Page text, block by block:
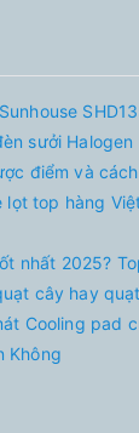
sưởi Halogen
điểm và
lọt top hàng
nhất 2025?
cây hay
Cooling pad
Không